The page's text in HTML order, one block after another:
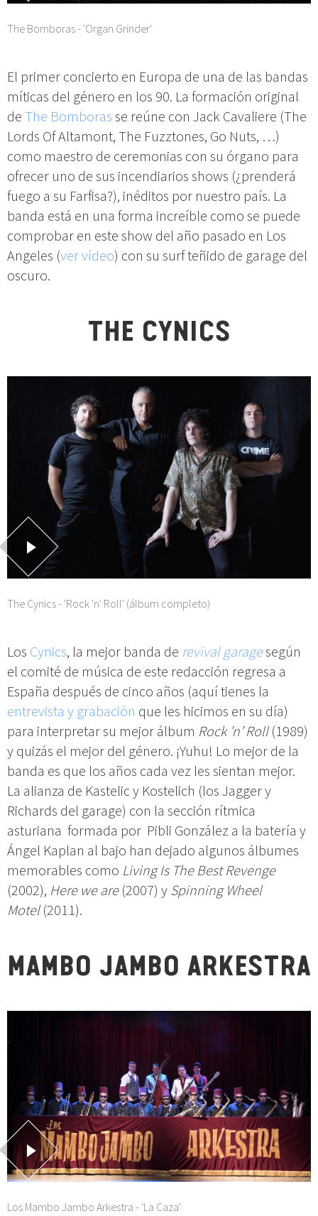
The Bomboras - 'Organ Grinder'
El primer concierto en Europa de una de las bandas
míticas del género en los 90. La formación original
de The Bomboras se reúne con Jack Cavaliere (The
Lords Of Altamont, The Fuzztones, Go Nuts, …)
como maestro de ceremonias con su órgano para
ofrecer uno de sus incendiarios shows (¿prenderá
fuego a su Farfisa?), inéditos por nuestro país. La
banda está en una forma increíble como se puede
comprobar en este show del año pasado en Los
Angeles (ver vídeo) con su surf teñido de garage del
oscuro.
THE CYNICS
The Cynics - 'Rock 'n' Roll' (álbum completo)
Los Cynics, la mejor banda de revival garagesegún
el comité de música de este redacción regresa a
España después de cinco años (aquí tienes la
entrevista y grabación que les hicimos en su día)
para interpretar su mejor álbum Rock ’n’ Roll(1989)
y quizás el mejor del género. ¡Yuhu! Lo mejor de la
banda es que los años cada vez les sientan mejor.
La alianza de Kastelic y Kostelich (los Jagger y
Richards del garage) con la sección rítmica
asturiana formada por Pibli González a la batería y
Ángel Kaplan al bajo han dejado algunos álbumes
memorables como Living Is The Best Revenge
(2002), Here we are(2007) y Spinning Wheel
Motel(2011).
MAMBO JAMBO ARKESTRA
Los Mambo Jambo Arkestra - 'La Caza'